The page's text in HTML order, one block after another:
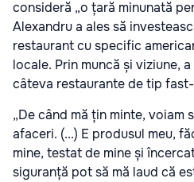
consideră „o țară minunată
Alexandru a ales să
restaurant cu specific
locale. Prin muncă și viziune,
câteva restaurante de tip
„De când mă țin minte, voiam
afaceri. (...) E produsul meu,
mine, testat de mine și
siguranță pot să mă laud că